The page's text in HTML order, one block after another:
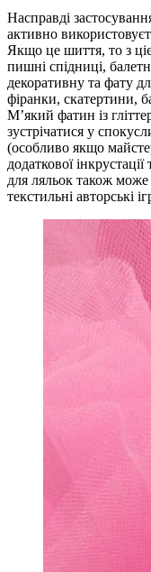
Насправді
активно
Якщо це шиття, то з
пишні спідниці,
декоративну та фату
фіранки, скатертини,
М’який фатин із
зустрічатися у
(особливо якщо
додаткової
для ляльок також може
текстильні авторські